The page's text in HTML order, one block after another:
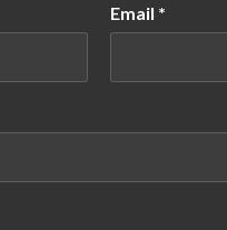
Email *